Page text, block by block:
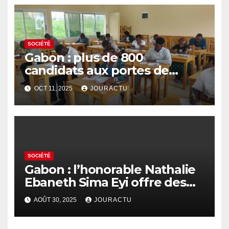
SOCIÉTÉ
Gabon : plus de 800
candidats aux portes de
l’Ecole nationale de
développement rural d’Oyem
OCT 11, 2025 JOURACTU
SOCIÉTÉ
Gabon : l’honorable Nathalie
Ebaneth Sima Eyi offre des
ordinateurs aux détenus de
la prison d’Oyem
AOÛT 30, 2025 JOURACTU